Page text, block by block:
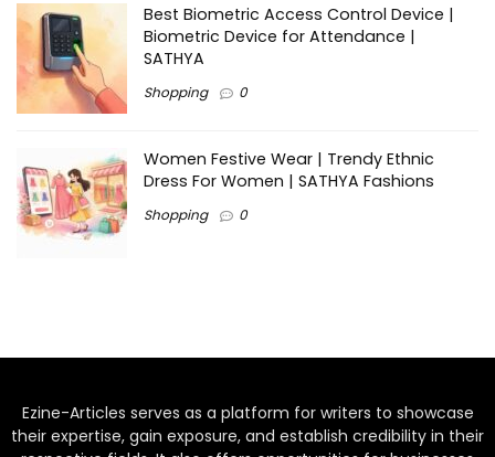
Best Biometric Access Control Device |
Biometric Device for Attendance |
SATHYA
Shopping 0
Women Festive Wear | Trendy Ethnic
Dress For Women | SATHYA Fashions
Shopping 0
Ezine-Articles serves as a platform for writers to showcase
their expertise, gain exposure, and establish credibility in their